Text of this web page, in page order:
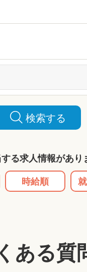
検索する
る求人情報があり
時給順
ある質